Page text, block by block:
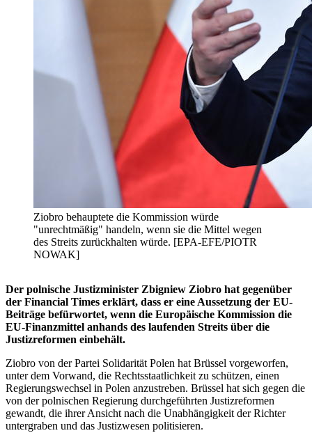
Ziobro behauptete die Kommission würde
"unrechtmäßig" handeln, wenn sie die Mittel wegen
des Streits zurückhalten würde. [EPA-EFE/PIOTR
NOWAK]
Der polnische Justizminister Zbigniew Ziobro hat gegenüber
der Financial Times erklärt, dass er eine Aussetzung der EU-
Beiträge befürwortet, wenn die Europäische Kommission die
EU-Finanzmittel anhands des laufenden Streits über die
Justizreformen einbehält.
Ziobro von der Partei Solidarität Polen hat Brüssel vorgeworfen,
unter dem Vorwand, die Rechtsstaatlichkeit zu schützen, einen
Regierungswechsel in Polen anzustreben. Brüssel hat sich gegen die
von der polnischen Regierung durchgeführten Justizreformen
gewandt, die ihrer Ansicht nach die Unabhängigkeit der Richter
untergraben und das Justizwesen politisieren.